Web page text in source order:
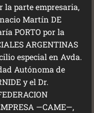
la parte empresaria,
Martín DE
PORTO por la
ARGENTINAS
especial en Avda.
Autónoma de
y el Dr.
—CAME—,